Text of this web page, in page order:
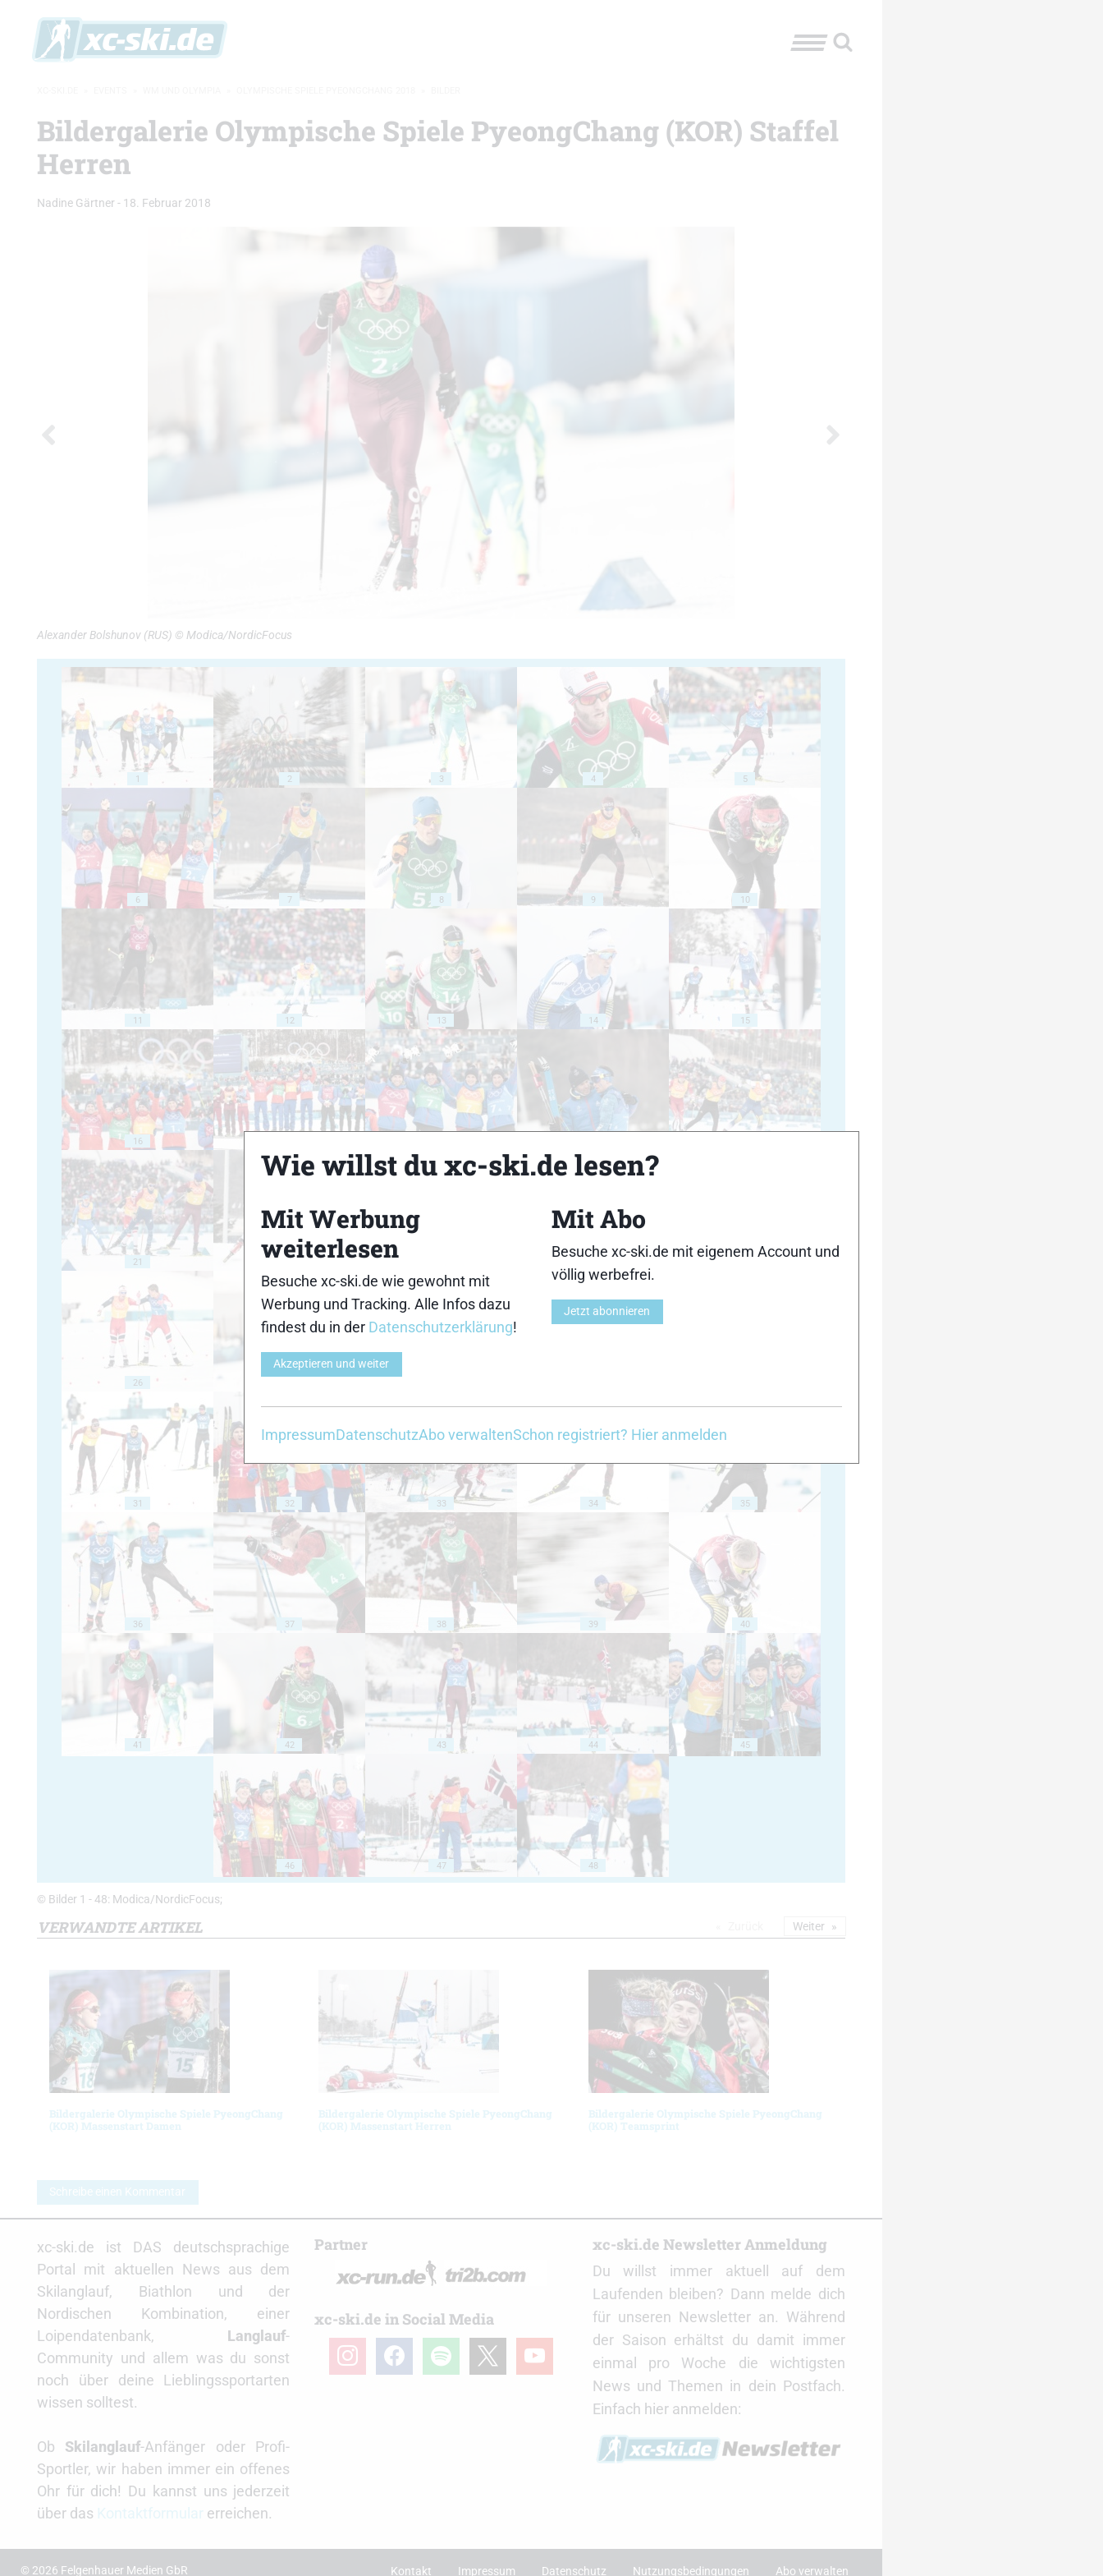
Bildergalerie Olympische Spiele PyeongChang (KOR) Staffel
Herren
Nadine Gärtner - 18. Februar 2018
Alexander Bolshunov (RUS) © Modica/NordicFocus
1 2 3 4 5
6 7 8 9 10
11 12 13 14 15
16
21 22
26
31 32 33 34 35
36 37 38 39 40
41 42 43 44 45
46 47 48
© Bilder 1 - 48: Modica/NordicFocus;
VERWANDTE ARTIKEL
Bildergalerie Olympische Spiele PyeongChang
(KOR) Massenstart Damen
Bildergalerie Olympische Spiele PyeongChang
(KOR) Massenstart Herren
Bildergalerie Olympische Spiele PyeongChang
(KOR) Teamsprint
Weiter
Schreibe einen Kommentar
xc-ski.de ist DAS deutschsprachige
Portal mit aktuellen News aus dem
Skilanglauf, Biathlon und der
Nordischen Kombination, einer
Loipendatenbank, Langlauf-
Community und allem was du sonst
noch über deine Lieblingssportarten
wissen solltest.
Ob Skilanglauf-Anfänger oder Profi-
Sportler, wir haben immer ein offenes
Ohr für dich! Du kannst uns jederzeit
über das
erreichen.
Partner
xc-ski.de in Social Media
instagramfacebookspotify youtube
xc-ski.de Newsletter Anmeldung
Du willst immer aktuell auf dem
Laufenden bleiben? Dann melde dich
für unseren Newsletter an. Während
der Saison erhältst du damit immer
einmal pro Woche die wichtigsten
News und Themen in dein Postfach.
Einfach hier anmelden:
© 2026 Felgenhauer Medien GbR Kontakt Impressum Datenschutz Nutzungsbedingungen Abo verwalten
Wie willst du xc-ski.de lesen?
Mit Werbung
weiterlesen
Besuche xc-ski.de wie gewohnt mit
Werbung und Tracking. Alle Infos dazu
findest du in der Datenschutzerklärung!
Akzeptieren und weiter
Mit Abo
Besuche xc-ski.de mit eigenem Account und
völlig werbefrei.
Jetzt abonnieren
ImpressumDatenschutzAbo verwaltenSchon registriert? Hier anmelden